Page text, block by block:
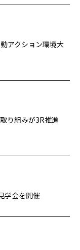
アクション環境大
り組みが3R推進
学会を開催